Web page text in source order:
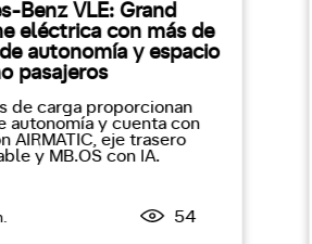
Benz VLE: Grand
eléctrica con más de
autonomía y espacio
pasajeros
de carga proporcionan
autonomía y cuenta con
AIRMATIC, eje trasero
y MB.OS con IA.
54